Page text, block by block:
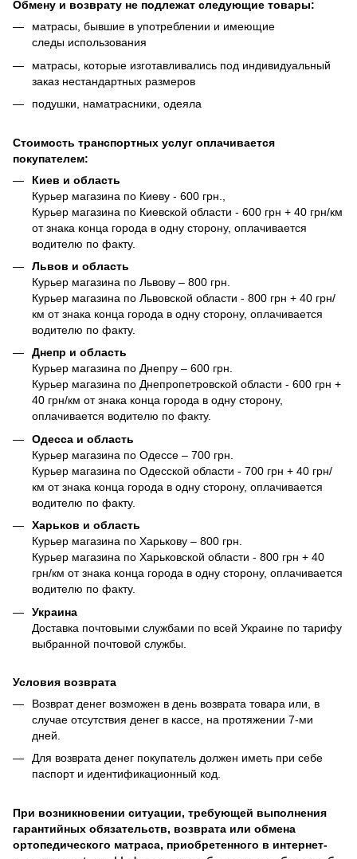
Обмену и возврату не подлежат следующие товары:
матрасы, бывшие в употреблении и имеющие
следы использования
матрасы, которые изготавливались под индивидуальный
заказ нестандартных размеров
подушки, наматрасники, одеяла
Стоимость транспортных услуг оплачивается
покупателем:
Киев и область
Курьер магазина по Киеву - 600 грн.,
Курьер магазина по Киевской области - 600 грн + 40 грн/км
от знака конца города в одну сторону, оплачивается
водителю по факту.
Львов и область
Курьер магазина по Львову – 800 грн.
Курьер магазина по Львовской области - 800 грн + 40 грн/
км от знака конца города в одну сторону, оплачивается
водителю по факту.
Днепр и область
Курьер магазина по Днепру – 600 грн.
Курьер магазина по Днепропетровской области - 600 грн +
40 грн/км от знака конца города в одну сторону,
оплачивается водителю по факту.
Одесса и область
Курьер магазина по Одессе – 700 грн.
Курьер магазина по Одесской области - 700 грн + 40 грн/
км от знака конца города в одну сторону, оплачивается
водителю по факту.
Харьков и область
Курьер магазина по Харькову – 800 грн.
Курьер магазина по Харьковской области - 800 грн + 40
грн/км от знака конца города в одну сторону, оплачивается
водителю по факту.
Украина
Доставка почтовыми службами по всей Украине по тарифу
выбранной почтовой службы.
Условия возврата
Возврат денег возможен в день возврата товара или, в
случае отсутствия денег в кассе, на протяжении 7-ми
дней.
Для возврата денег покупатель должен иметь при себе
паспорт и идентификационный код.
При возникновении ситуации, требующей выполнения
гарантийных обязательств, возврата или обмена
ортопедического матраса, приобретенного в интернет-